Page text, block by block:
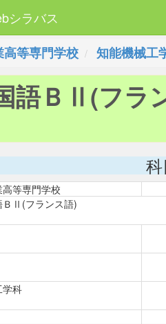
シラバス
等専門学校 知能機械工
語ＢⅡ(フラ
等専門学校
ＢⅡ(フランス語)
学科